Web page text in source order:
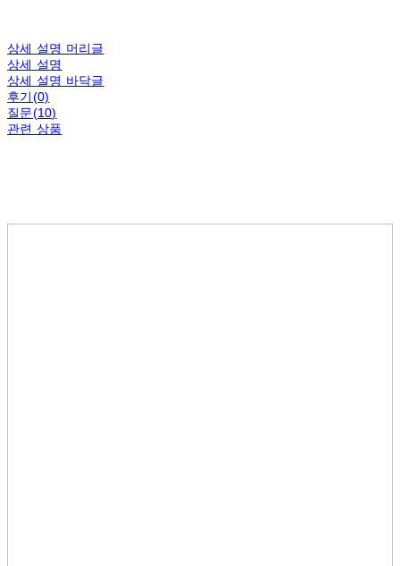
상세 설명 머리글
상세 설명
상세 설명 바닥글
후기(0)
질문(10)
관련 상품